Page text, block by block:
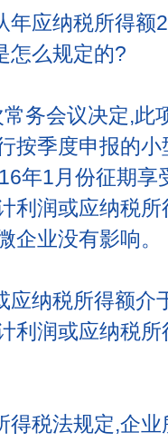
应纳税所得额
怎么规定的?
会议决定,此
按季度申报的
年1月份征期享
利润或应纳税
企业没有影响。
纳税所得额介
利润或应纳税
税法规定,企业